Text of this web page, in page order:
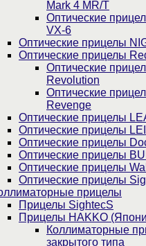
Mark 4 MR/T
Оптические
VX-6
Оптические прицелы
Оптические прицелы
Оптические
Revolution
Оптические
Revenge
Оптические прицелы
Оптические прицелы
Оптические прицелы
Оптические прицелы
Оптические прицелы
Оптические прицелы
прицелы
Прицелы SightecS
Прицелы HAKKO
Коллиматорные
закрытого типа